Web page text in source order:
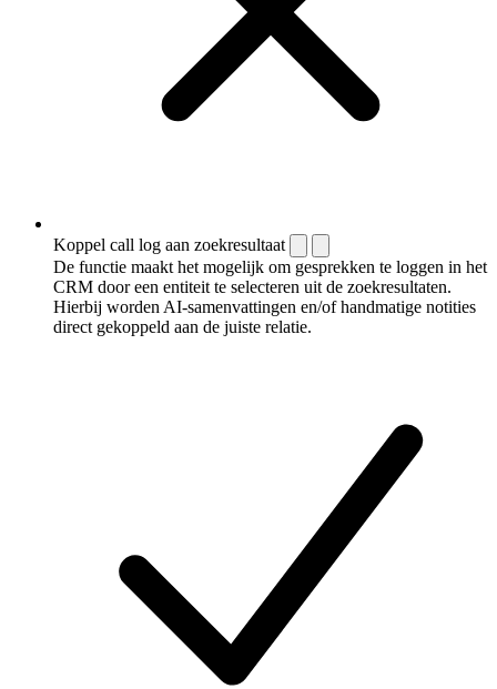
Koppel call log aan zoekresultaat
De functie maakt het mogelijk om gesprekken te loggen in het
CRM door een entiteit te selecteren uit de zoekresultaten.
Hierbij worden AI-samenvattingen en/of handmatige notities
direct gekoppeld aan de juiste relatie.